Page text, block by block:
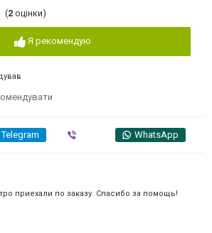
(2 оцінки)
Я рекомендую
Telegram WhatsApp
приехали по заказу. Спасибо за помощь!